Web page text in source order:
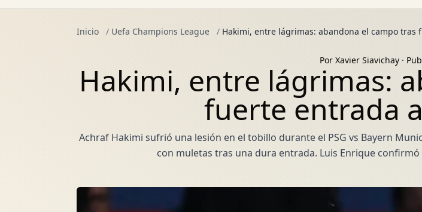
Inicio / Uefa Champions League / Hakimi, entre lágrimas: abandona el campo tras
Por Xavier Siavichay ·
Hakimi, entre lágrimas:
fuerte entrada
Achraf Hakimi sufrió una lesión en el tobillo durante el PSG vs Bayern
con muletas tras una dura entrada. Luis Enrique